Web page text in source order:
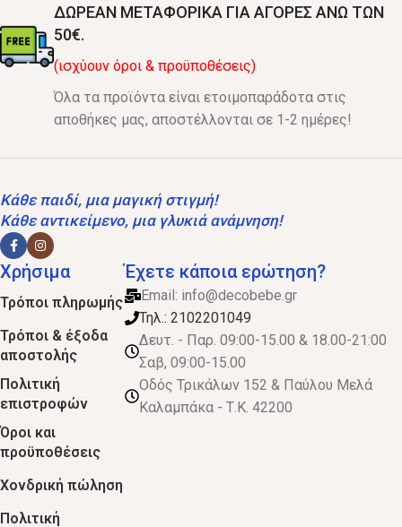
ΔΩΡΕΑΝ ΜΕΤΑΦΟΡΙΚΑ ΓΙΑ ΑΓΟΡΕΣ ΑΝΩ ΤΩΝ
50€.
(ισχύουν όροι & προϋποθέσεις)
Όλα τα προϊόντα είναι ετοιμοπαράδοτα στις
αποθήκες μας, αποστέλλονται σε 1-2 ημέρες!
Κάθε παιδί, μια μαγική στιγμή!
Κάθε αντικείμενο, μια γλυκιά ανάμνηση!
Χρήσιμα
Τρόποι πληρωμής
Τρόποι & έξοδα
αποστολής
Πολιτική
επιστροφών
Όροι και
προϋποθέσεις
Χονδρική πώληση
Πολιτική
Έχετε κάποια ερώτηση?
Email: info@decobebe.gr
Τηλ.: 2102201049
Δευτ. - Παρ. 09:00-15.00 & 18.00-21:00
Σαβ, 09:00-15.00
Οδός Τρικάλων 152 & Παύλου Μελά
Καλαμπάκα - Τ.Κ. 42200